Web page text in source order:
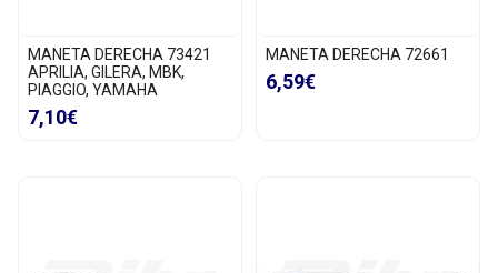
MANETA DERECHA 73421
APRILIA, GILERA, MBK,
PIAGGIO, YAMAHA
7,10€
MANETA DERECHA 72661
6,59€